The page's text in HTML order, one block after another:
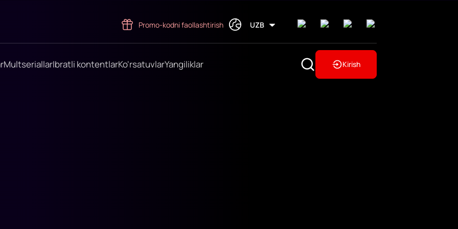
Promo-kodni faollashtirish UZB
MultseriallarIbratli kontentlarKo'rsatuvlarYangiliklar Kirish